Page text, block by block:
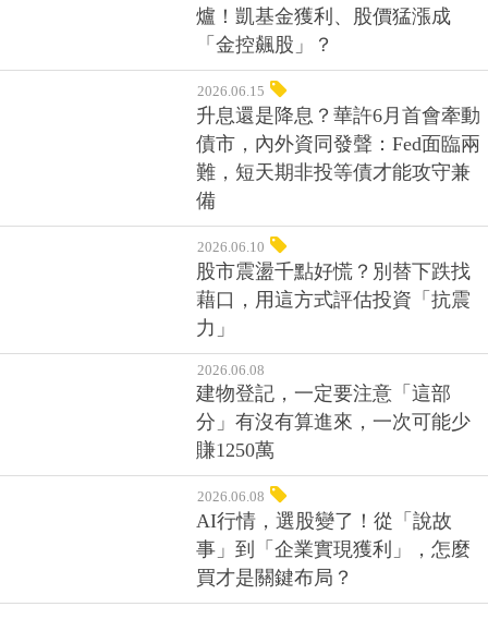
爐！凱基金獲利、股價猛漲成
「金控飆股」？
2026.06.15
升息還是降息？華許6月首會牽動
債市，內外資同發聲：Fed面臨兩
難，短天期非投等債才能攻守兼
備
2026.06.10
股市震盪千點好慌？別替下跌找
藉口，用這方式評估投資「抗震
力」
2026.06.08
建物登記，一定要注意「這部
分」有沒有算進來，一次可能少
賺1250萬
2026.06.08
AI行情，選股變了！從「說故
事」到「企業實現獲利」，怎麼
買才是關鍵布局？